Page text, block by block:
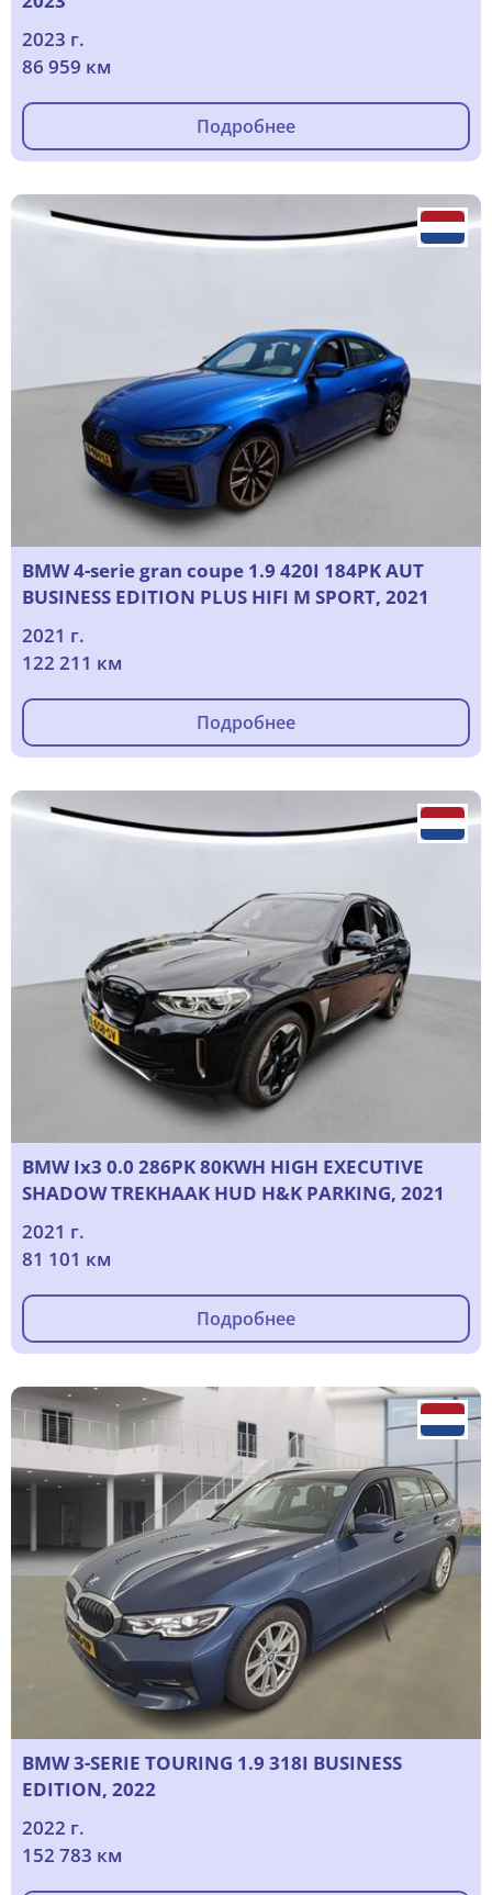
2023 г.
86 959 км
Подробнее
BMW 4-serie gran coupe 1.9 420I 184PK AUT
BUSINESS EDITION PLUS HIFI M SPORT, 2021
2021 г.
122 211 км
Подробнее
BMW Ix3 0.0 286PK 80KWH HIGH EXECUTIVE
SHADOW TREKHAAK HUD H&K PARKING, 2021
2021 г.
81 101 км
Подробнее
BMW 3-SERIE TOURING 1.9 318I BUSINESS
EDITION, 2022
2022 г.
152 783 км